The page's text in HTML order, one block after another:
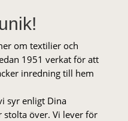
om textilier och
1951 verkat för att
inredning till hem
syr enligt Dina
stolta över. Vi lever för